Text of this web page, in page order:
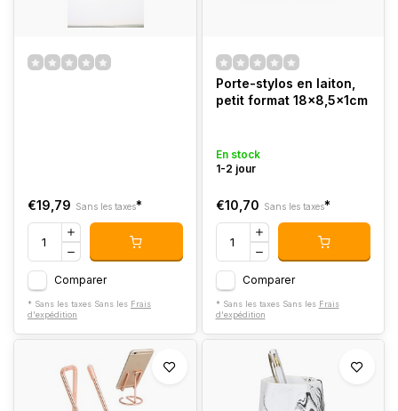
€19,79 Sans les taxes*
Comparer
* Sans les taxes Sans les Frais
d'expédition
Porte-stylos en laiton,
petit format 18x8,5x1cm
En stock
1-2 jour
€10,70 Sans les taxes*
Comparer
* Sans les taxes Sans les Frais
d'expédition